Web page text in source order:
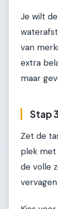
Je wilt
van
extra
maar
Stap
Zet de
plek met
de volle